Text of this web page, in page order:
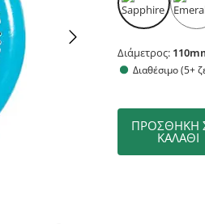
Διάμετρος:
Διαθέσιμο (5+
ΠΡΟΣΘΉΚΗ
ΚΑΛΆΘΙ